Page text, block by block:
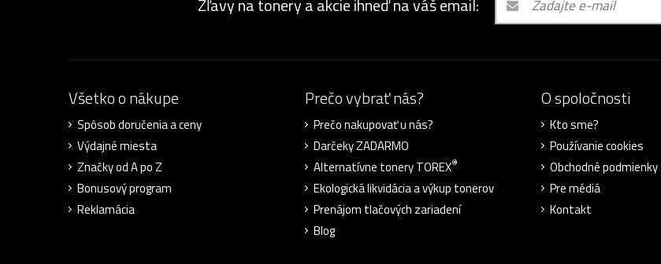
Zľavy na tonery a akcie ihneď na váš email:
Všetko o nákupe
Spôsob doručenia a ceny
Výdajné miesta
Značky od A po Z
Bonusový program
Reklamácia
Prečo vybrať nás?
Prečo nakupovať u nás?
Darčeky ZADARMO
Alternatívne tonery TOREX®
Ekologická likvidácia a výkup tonerov
Prenájom tlačových zariadení
Blog
O spoločnosti
Kto sme?
Používanie cookies
Obchodné podmienky
Pre médiá
Kontakt